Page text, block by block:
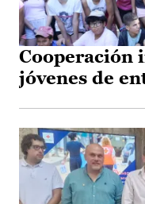
Cooperación
jóvenes de